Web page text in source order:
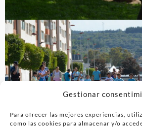
Gestionar
Para ofrecer las mejores experiencias,
como las cookies para almacenar y/o